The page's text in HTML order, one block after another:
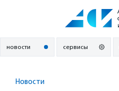
новости сервисы
Новости